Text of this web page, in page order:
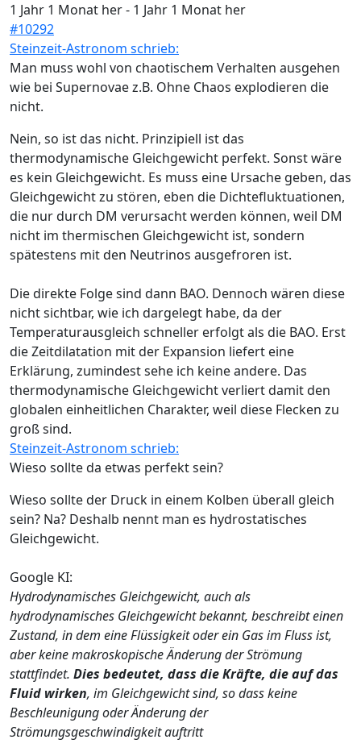
1 Jahr 1 Monat her- 1 Jahr 1 Monat her
#10292
Steinzeit-Astronom schrieb:
Man muss wohl von chaotischem Verhalten ausgehen
wie bei Supernovae z.B. Ohne Chaos explodieren die
nicht.
Nein, so ist das nicht. Prinzipiell ist das
thermodynamische Gleichgewicht perfekt. Sonst wäre
es kein Gleichgewicht. Es muss eine Ursache geben, das
Gleichgewicht zu stören, eben die Dichtefluktuationen,
die nur durch DM verursacht werden können, weil DM
nicht im thermischen Gleichgewicht ist, sondern
spätestens mit den Neutrinos ausgefroren ist.
Die direkte Folge sind dann BAO. Dennoch wären diese
nicht sichtbar, wie ich dargelegt habe, da der
Temperaturausgleich schneller erfolgt als die BAO. Erst
die Zeitdilatation mit der Expansion liefert eine
Erklärung, zumindest sehe ich keine andere. Das
thermodynamische Gleichgewicht verliert damit den
globalen einheitlichen Charakter, weil diese Flecken zu
groß sind.
Steinzeit-Astronom schrieb:
Wieso sollte da etwas perfekt sein?
Wieso sollte der Druck in einem Kolben überall gleich
sein? Na? Deshalb nennt man es hydrostatisches
Gleichgewicht.
Google KI:
Hydrodynamisches Gleichgewicht, auch als
hydrodynamisches Gleichgewicht bekannt, beschreibt einen
Zustand, in dem eine Flüssigkeit oder ein Gas im Fluss ist,
aber keine makroskopische Änderung der Strömung
stattfindet. Dies bedeutet, dass die Kräfte, die auf das
Fluid wirken, im Gleichgewicht sind, so dass keine
Beschleunigung oder Änderung der
Strömungsgeschwindigkeit auftritt